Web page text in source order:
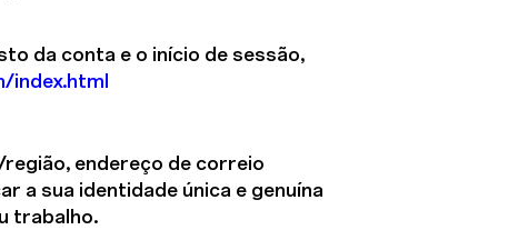
da conta e o início de sessão,
index.html
endereço de correio
a sua identidade única e genuína
trabalho.